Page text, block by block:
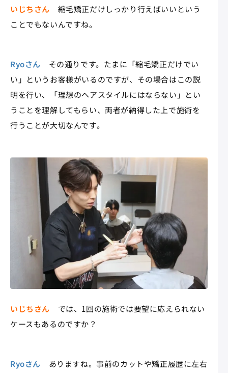
いじちさん 縮毛矯正だけしっかり行えばいいという
ことでもないんですね。
Ryoさん その通りです。たまに「縮毛矯正だけでい
い」というお客様がいるのですが、その場合はこの説
明を行い、「理想のヘアスタイルにはならない」とい
うことを理解してもらい、両者が納得した上で施術を
行うことが大切なんです。
いじちさん では、1回の施術では要望に応えられない
ケースもあるのですか？
Ryoさん ありますね。事前のカットや矯正履歴に左右